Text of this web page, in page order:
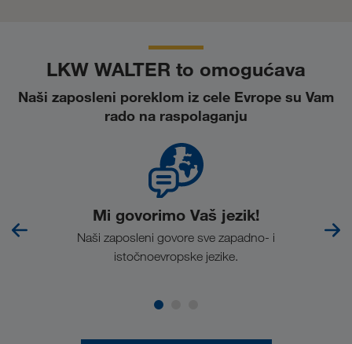
LKW WALTER to omogućava
Naši zaposleni poreklom iz cele Evrope su Vam
rado na raspolaganju
Mi govorimo Vaš jezik!
Naši zaposleni govore sve zapadno- i
istočnoevropske jezike.